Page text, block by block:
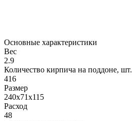
Основные характеристики
Вес
2.9
Количество кирпича на поддоне, шт.
416
Размер
240x71x115
Расход
48